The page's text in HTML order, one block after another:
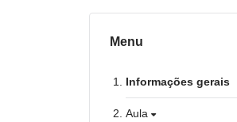
Menu
Informações gerais
Aula